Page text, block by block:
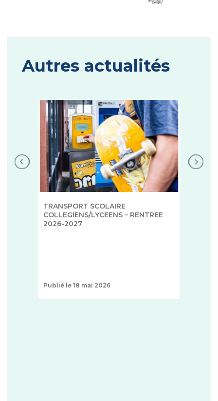
Autres actualités
TRANSPORT SCOLAIRE
COLLEGIENS/LYCEENS – RENTREE
2026-2027
Publié le 18 mai 2026